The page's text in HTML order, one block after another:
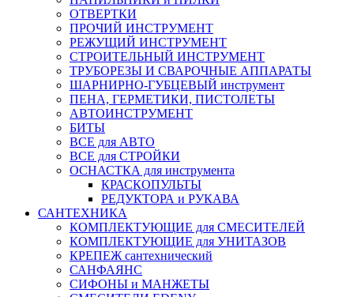
ОТВЕРТКИ
ПРОЧИЙ ИНСТРУМЕНТ
РЕЖУЩИЙ ИНСТРУМЕНТ
СТРОИТЕЛЬНЫЙ ИНСТРУМЕНТ
ТРУБОРЕЗЫ И СВАРОЧНЫЕ АППАРАТЫ
ШАРНИРНО-ГУБЦЕВЫЙ инструмент
ПЕНА, ГЕРМЕТИКИ, ПИСТОЛЕТЫ
АВТОИНСТРУМЕНТ
БИТЫ
ВСЕ для АВТО
ВСЕ для СТРОЙКИ
ОСНАСТКА для инструмента
КРАСКОПУЛЬТЫ
РЕДУКТОРА и РУКАВА
САНТЕХНИКА
КОМПЛЕКТУЮЩИЕ для СМЕСИТЕЛЕЙ
КОМПЛЕКТУЮЩИЕ для УНИТАЗОВ
КРЕПЕЖ сантехнический
САНФАЯНС
СИФОНЫ и МАНЖЕТЫ